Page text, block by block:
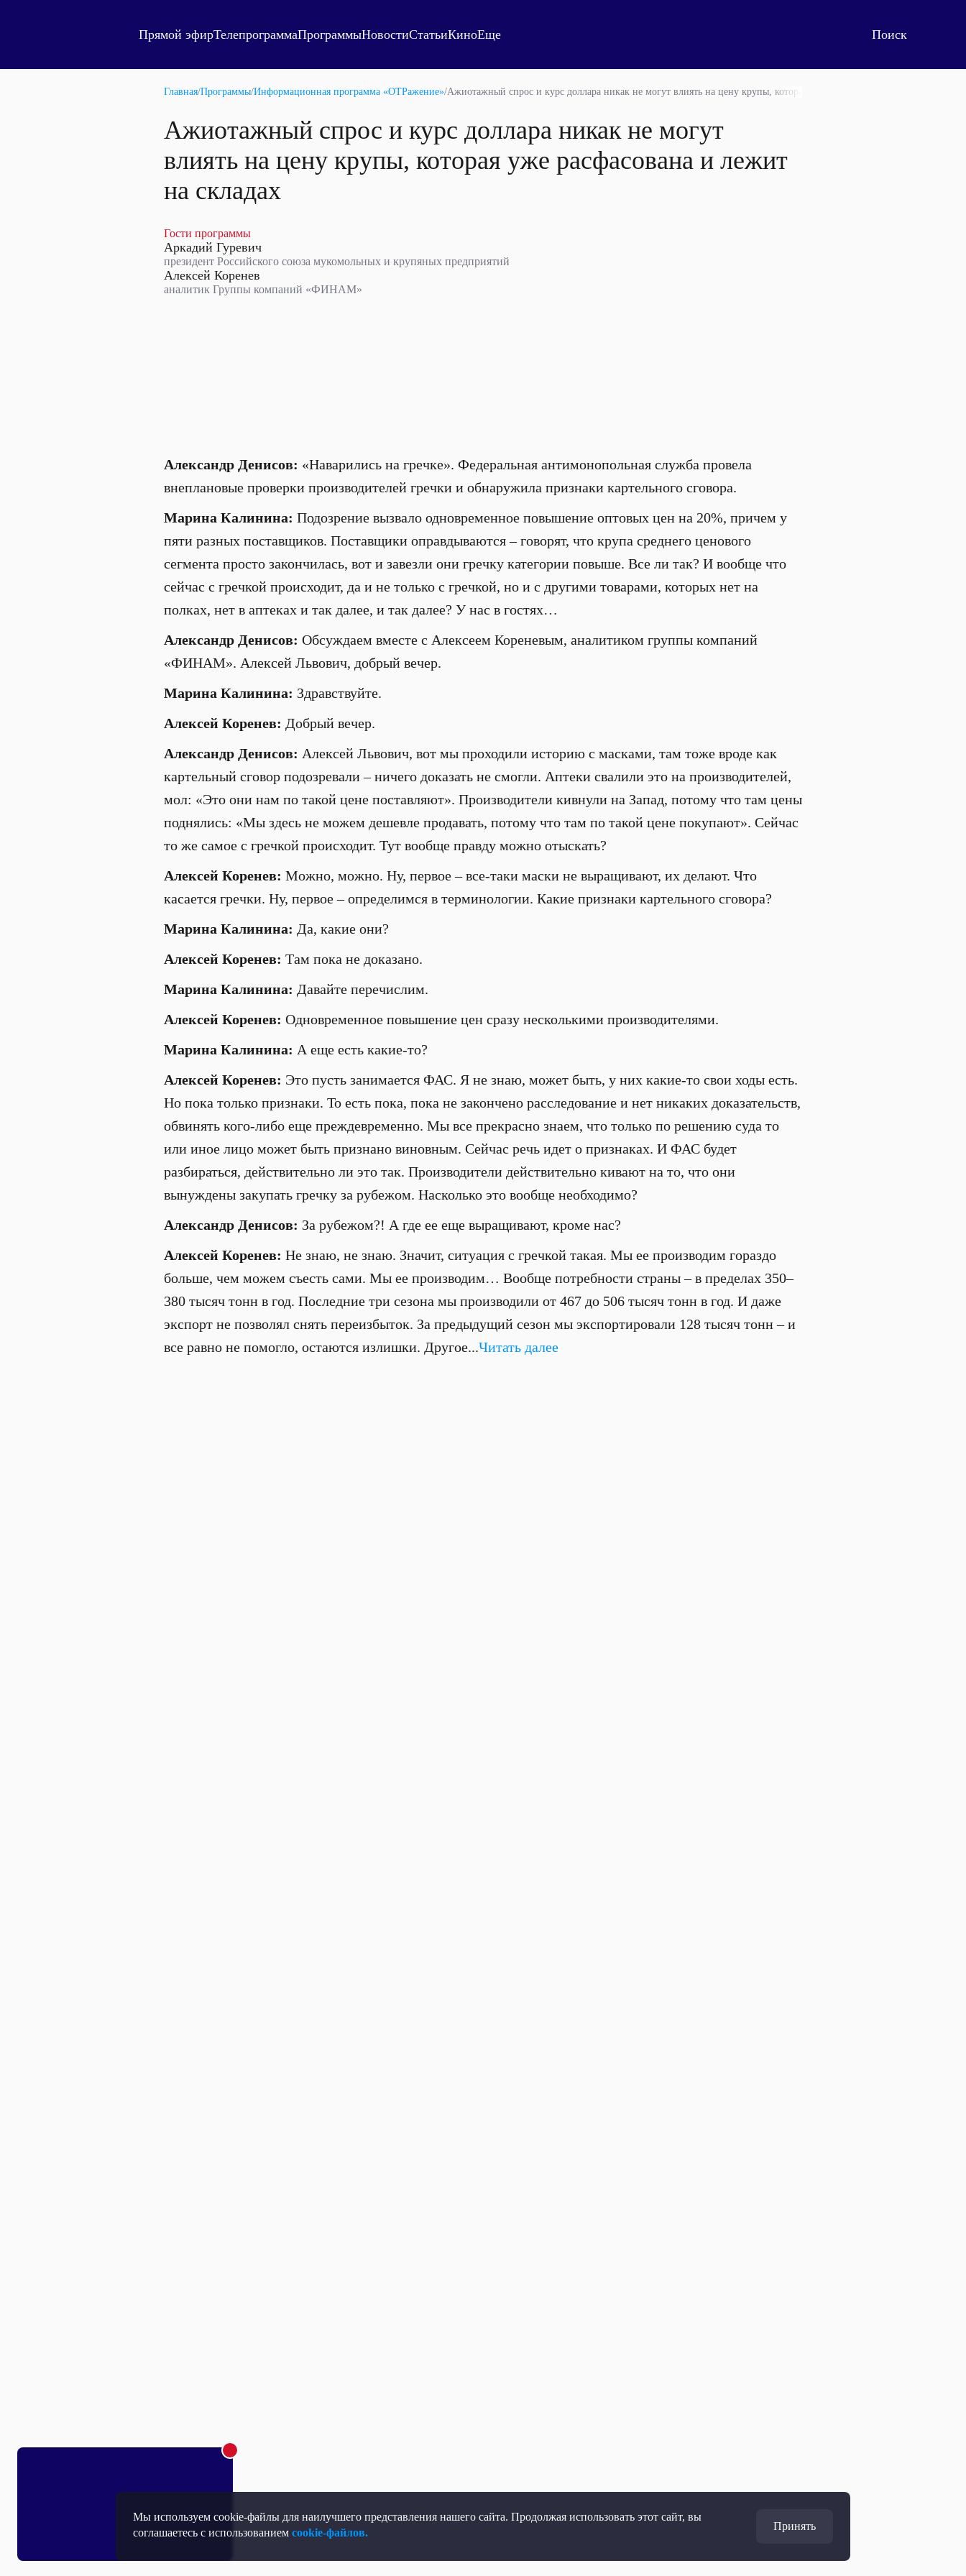
Мы используем cookie-файлы для наилучшего представления нашего сайта. Продолжая использовать этот сайт, вы
соглашаетесь с использованиемcookie-файлов.
Принять
Прямой эфирТелепрограммаПрограммыНовостиСтатьиКиноЕще
Главная/Программы/Информационная программа «ОТРажение»/Ажиотажный спрос и курс доллара никак не могут влиять на цену крупы, которая уже расфасована и лежит на
Ажиотажный спрос и курс доллара никак не могут
влиять на цену крупы, которая уже расфасована и лежит
на складах
Гости программы
Аркадий Гуревич
президент Российского союза мукомольных и крупяных предприятий
Алексей Коренев
аналитик Группы компаний «ФИНАМ»
Александр Денисов: «Наварились на гречке». Федеральная антимонопольная служба провела
внеплановые проверки производителей гречки и обнаружила признаки картельного сговора.
Марина Калинина: Подозрение вызвало одновременное повышение оптовых цен на 20%, причем у
пяти разных поставщиков. Поставщики оправдываются – говорят, что крупа среднего ценового
сегмента просто закончилась, вот и завезли они гречку категории повыше. Все ли так? И вообще что
сейчас с гречкой происходит, да и не только с гречкой, но и с другими товарами, которых нет на
полках, нет в аптеках и так далее, и так далее? У нас в гостях…
Александр Денисов: Обсуждаем вместе с Алексеем Кореневым, аналитиком группы компаний
«ФИНАМ». Алексей Львович, добрый вечер.
Марина Калинина: Здравствуйте.
Алексей Коренев: Добрый вечер.
Александр Денисов: Алексей Львович, вот мы проходили историю с масками, там тоже вроде как
картельный сговор подозревали – ничего доказать не смогли. Аптеки свалили это на производителей,
мол: «Это они нам по такой цене поставляют». Производители кивнули на Запад, потому что там цены
поднялись: «Мы здесь не можем дешевле продавать, потому что там по такой цене покупают». Сейчас
то же самое с гречкой происходит. Тут вообще правду можно отыскать?
Алексей Коренев: Можно, можно. Ну, первое – все-таки маски не выращивают, их делают. Что
касается гречки. Ну, первое – определимся в терминологии. Какие признаки картельного сговора?
Марина Калинина: Да, какие они?
Алексей Коренев: Там пока не доказано.
Марина Калинина: Давайте перечислим.
Алексей Коренев: Одновременное повышение цен сразу несколькими производителями.
Марина Калинина: А еще есть какие-то?
Алексей Коренев: Это пусть занимается ФАС. Я не знаю, может быть, у них какие-то свои ходы есть.
Но пока только признаки. То есть пока, пока не закончено расследование и нет никаких доказательств,
обвинять кого-либо еще преждевременно. Мы все прекрасно знаем, что только по решению суда то
или иное лицо может быть признано виновным. Сейчас речь идет о признаках. И ФАС будет
разбираться, действительно ли это так. Производители действительно кивают на то, что они
вынуждены закупать гречку за рубежом. Насколько это вообще необходимо?
Александр Денисов: За рубежом?! А где ее еще выращивают, кроме нас?
Алексей Коренев: Не знаю, не знаю. Значит, ситуация с гречкой такая. Мы ее производим гораздо
больше, чем можем съесть сами. Мы ее производим… Вообще потребности страны – в пределах 350–
380 тысяч тонн в год. Последние три сезона мы производили от 467 до 506 тысяч тонн в год. И даже
экспорт не позволял снять переизбыток. За предыдущий сезон мы экспортировали 128 тысяч тонн – и
все равно не помогло, остаются излишки. Другое...Читать далее